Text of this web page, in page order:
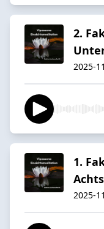
2.
2025-
1.
2025-